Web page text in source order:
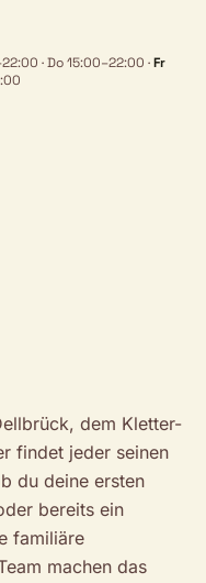
·Do 15:00–22:00 ·Fr
dem Kletter-
findet jeder seinen
du deine ersten
bereits ein
familiäre
machen das